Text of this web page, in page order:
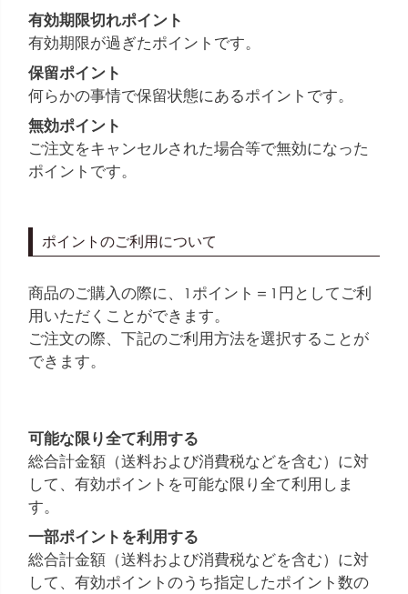
有効期限切れポイント
有効期限が過ぎたポイントです。
保留ポイント
何らかの事情で保留状態にあるポイントです。
無効ポイント
ご注文をキャンセルされた場合等で無効になった
ポイントです。
ポイントのご利用について
商品のご購入の際に、1ポイント＝1円としてご利
用いただくことができます。
ご注文の際、下記のご利用方法を選択することが
できます。
可能な限り全て利用する
総合計金額（送料および消費税などを含む）に対
して、有効ポイントを可能な限り全て利用しま
す。
一部ポイントを利用する
総合計金額（送料および消費税などを含む）に対
して、有効ポイントのうち指定したポイント数の